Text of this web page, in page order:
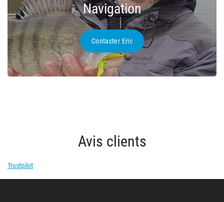
Navigation
Contacter Eric
Avis clients
Trustpilot